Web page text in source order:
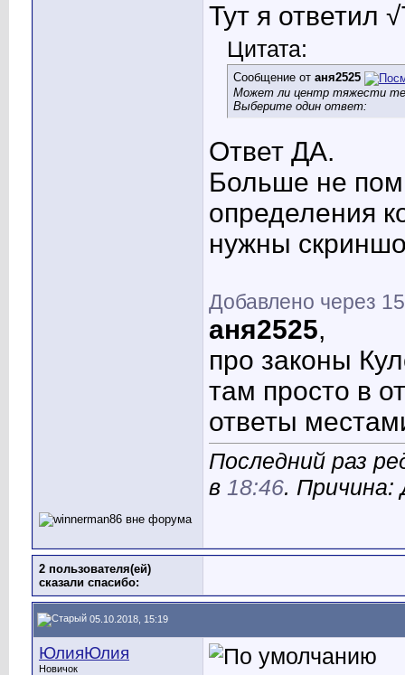
Тут я ответил
Цитата:
Сообщение от аня2525
Может ли центр тяжести
Выберите один ответ:
Ответ ДА.
Больше не
определения
нужны
Добавлено через
аня2525,
про законы
там просто в
ответы
Последний раз
в 18:46. Причина:
2 пользователя(ей)
сказали cпасибо:
05.10.2018, 15:19
ЮлияЮлия
Новичок